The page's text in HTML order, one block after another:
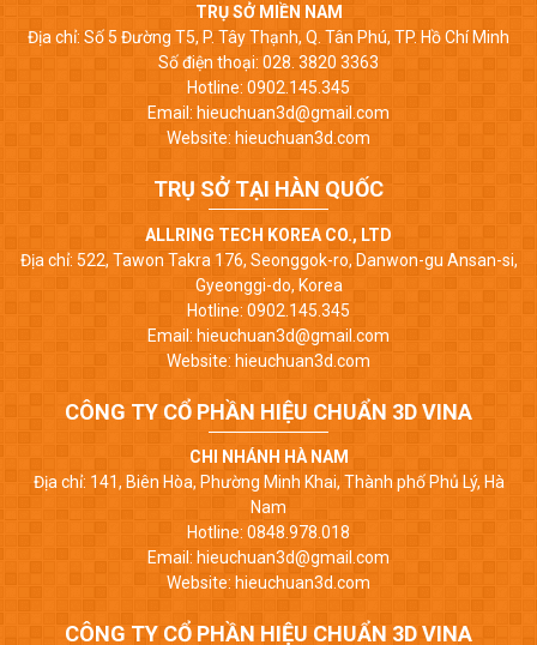
TRỤ SỞ MIỀN NAM
Địa chỉ: Số 5 Đường T5, P. Tây Thạnh, Q. Tân Phú, TP. Hồ Chí Minh
Số điện thoại: 028. 3820 3363
Hotline: 0902.145.345
Email: hieuchuan3d@gmail.com
Website: hieuchuan3d.com
TRỤ SỞ TẠI HÀN QUỐC
ALLRING TECH KOREA CO., LTD
Địa chỉ: 522, Tawon Takra 176, Seonggok-ro, Danwon-gu Ansan-si,
Gyeonggi-do, Korea
Hotline: 0902.145.345
Email: hieuchuan3d@gmail.com
Website: hieuchuan3d.com
CÔNG TY CỔ PHẦN HIỆU CHUẨN 3D VINA
CHI NHÁNH HÀ NAM
Địa chỉ: 141, Biên Hòa, Phường Minh Khai, Thành phố Phủ Lý, Hà
Nam
Hotline: 0848.978.018
Email: hieuchuan3d@gmail.com
Website: hieuchuan3d.com
CÔNG TY CỔ PHẦN HIỆU CHUẨN 3D VINA